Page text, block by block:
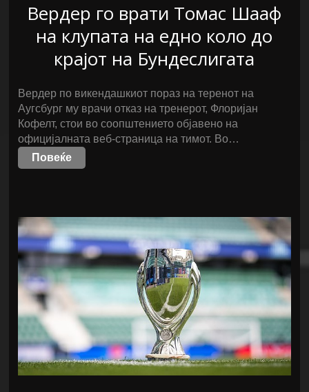
Вердер го врати Томас Шааф
на клупата на едно коло до
крајот на Бундеслигата
Вердер по викендашкиот пораз на теренот на
Аугсбург му врачи отказ на тренерот, Флоријан
Кофелт, стои во соопштението објавено на
официјалната веб-страница на тимот. Во…
Повеќе